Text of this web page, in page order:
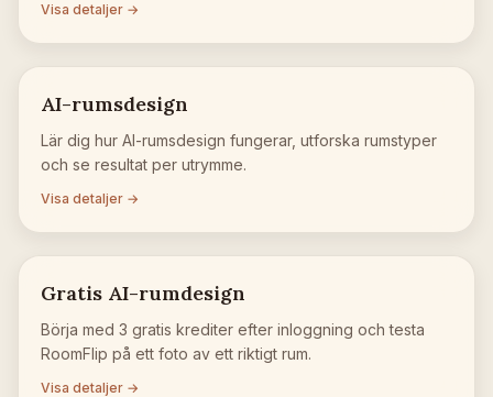
Visa detaljer →
AI-rumsdesign
Lär dig hur AI-rumsdesign fungerar, utforska rumstyper
och se resultat per utrymme.
Visa detaljer →
Gratis AI-rumdesign
Börja med 3 gratis krediter efter inloggning och testa
RoomFlip på ett foto av ett riktigt rum.
Visa detaljer →